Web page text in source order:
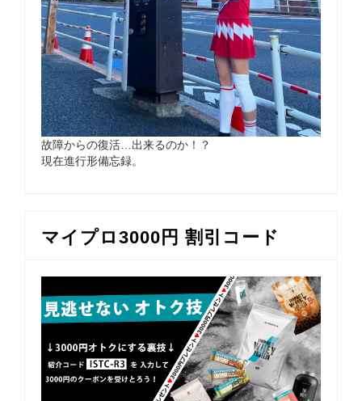
故障からの復活…出来るのか！？
現在進行形備忘録。
マイプロ3000円 割引コード